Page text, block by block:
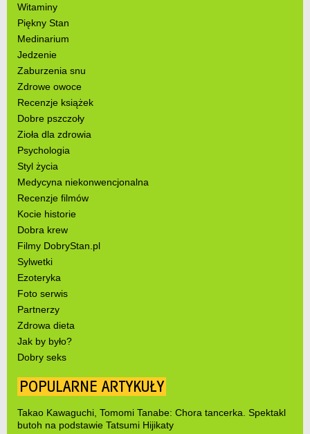
Witaminy
Piękny Stan
Medinarium
Jedzenie
Zaburzenia snu
Zdrowe owoce
Recenzje książek
Dobre pszczoły
Zioła dla zdrowia
Psychologia
Styl życia
Medycyna niekonwencjonalna
Recenzje filmów
Kocie historie
Dobra krew
Filmy DobryStan.pl
Sylwetki
Ezoteryka
Foto serwis
Partnerzy
Zdrowa dieta
Jak by było?
Dobry seks
POPULARNE ARTYKUŁY
Takao Kawaguchi, Tomomi Tanabe: Chora tancerka. Spektakl
butoh na podstawie Tatsumi Hijikaty